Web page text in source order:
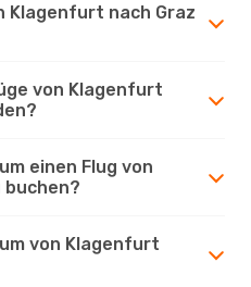
Klagenfurt nach Graz
von Klagenfurt
einen Flug von
buchen?
von Klagenfurt